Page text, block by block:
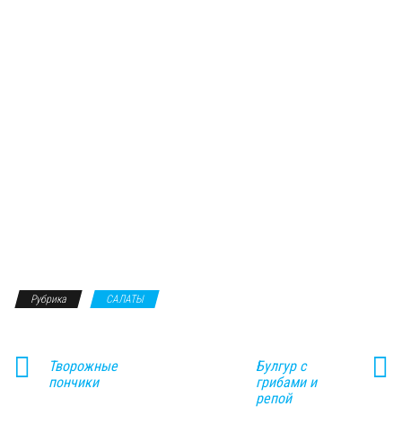
Рубрика САЛАТЫ
Творожные
пончики
Булгур с
грибами и
репой